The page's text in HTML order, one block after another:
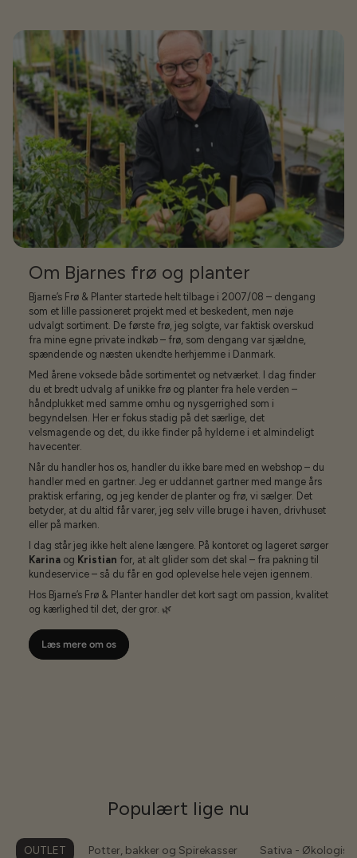
Om Bjarnes frø og planter
Bjarne’s Frø & Planter startede helt tilbage i 2007/08 – dengang
som et lille passioneret projekt med et beskedent, men nøje
udvalgt sortiment. De første frø, jeg solgte, var faktisk overskud
fra mine egne private indkøb – frø, som dengang var sjældne,
spændende og næsten ukendte herhjemme i Danmark.
Med årene voksede både sortimentet og netværket. I dag finder
du et bredt udvalg af unikke frø og planter fra hele verden –
håndplukket med samme omhu og nysgerrighed som i
begyndelsen. Her er fokus stadig på det særlige, det
velsmagende og det, du ikke finder på hylderne i et almindeligt
havecenter.
Når du handler hos os, handler du ikke bare med en webshop – du
handler med en gartner. Jeg er uddannet gartner med mange års
praktisk erfaring, og jeg kender de planter og frø, vi sælger. Det
betyder, at du altid får varer, jeg selv ville bruge i haven, drivhuset
eller på marken.
I dag står jeg ikke helt alene længere. På kontoret og lageret sørger
Karina og Kristian for, at alt glider som det skal – fra pakning til
kundeservice – så du får en god oplevelse hele vejen igennem.
Hos Bjarne’s Frø & Planter handler det kort sagt om passion, kvalitet
og kærlighed til det, der gror. 🌿
Læs mere om os
Populært lige nu
OUTLET Potter, bakker og Spirekasser Sativa -